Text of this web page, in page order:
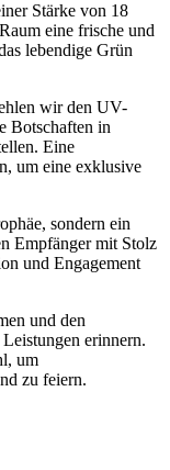
Stärke von 18
eine frische und
lebendige Grün
wir den UV-
Botschaften in
Eine
um eine exklusive
sondern ein
Empfänger mit Stolz
und Engagement
und den
erinnern.
um
zu feiern.